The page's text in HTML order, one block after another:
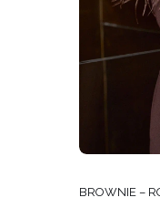
BROWNIE –